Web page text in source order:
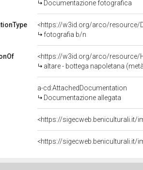
Documentazione fotografica
<https://w3id.org/arco/resource/
fotografia b/n
<https://w3id.org/arco/resource/
altare - bottega napoletana
a-cd:AttachedDocumentation
Documentazione allegata
<https://sigecweb.beniculturali.it/
<https://sigecweb.beniculturali.it/